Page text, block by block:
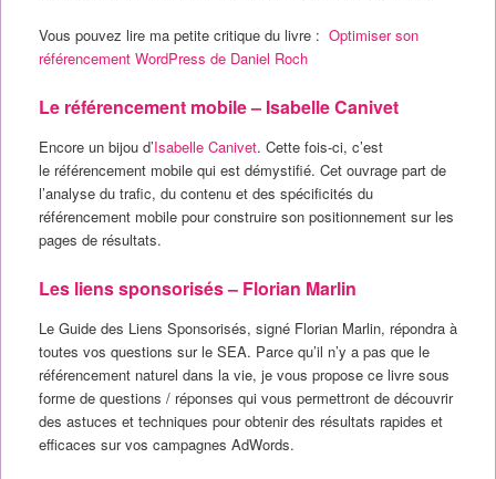
Vous pouvez lire ma petite critique du livre : Optimiser son
référencement WordPress de Daniel Roch
Le référencement mobile – Isabelle Canivet
Encore un bijou d’Isabelle Canivet. Cette fois-ci, c’est
le référencement mobile qui est démystifié. Cet ouvrage part de
l’analyse du trafic, du contenu et des spécificités du
référencement mobile pour construire son positionnement sur les
pages de résultats.
Les liens sponsorisés – Florian Marlin
Le Guide des Liens Sponsorisés, signé Florian Marlin, répondra à
toutes vos questions sur le SEA. Parce qu’il n’y a pas que le
référencement naturel dans la vie, je vous propose ce livre sous
forme de questions / réponses qui vous permettront de découvrir
des astuces et techniques pour obtenir des résultats rapides et
efficaces sur vos campagnes AdWords.